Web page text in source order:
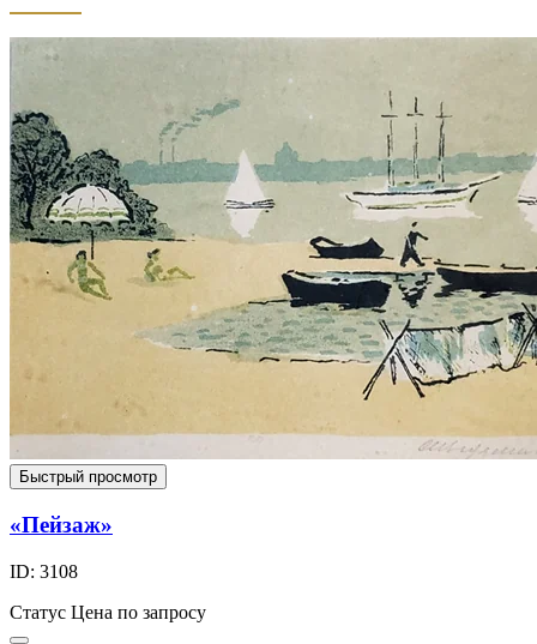
Быстрый просмотр
«Пейзаж»
ID: 3108
Статус Цена по запросу